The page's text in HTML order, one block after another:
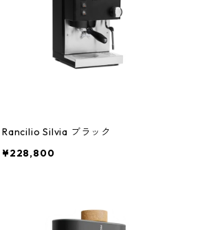
Rancilio Silvia ブラック
¥228,800